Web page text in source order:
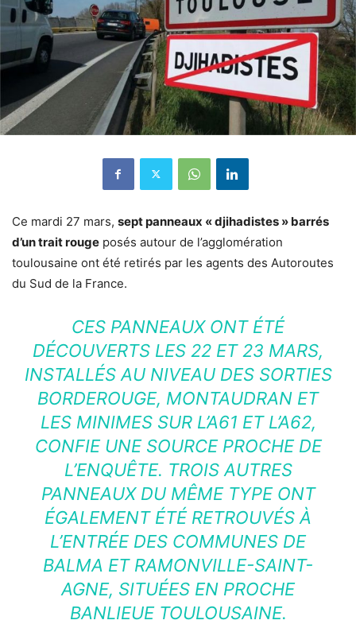
Ce mardi 27 mars, sept panneaux « djihadistes » barrés
d’un trait rouge posés autour de l’agglomération
toulousaine ont été retirés par les agents des Autoroutes
du Sud de la France.
CES PANNEAUX ONT ÉTÉ
DÉCOUVERTS LES 22 ET 23 MARS,
INSTALLÉS AU NIVEAU DES SORTIES
BORDEROUGE, MONTAUDRAN ET
LES MINIMES SUR L’A61 ET L’A62,
CONFIE UNE SOURCE PROCHE DE
L’ENQUÊTE. TROIS AUTRES
PANNEAUX DU MÊME TYPE ONT
ÉGALEMENT ÉTÉ RETROUVÉS À
L’ENTRÉE DES COMMUNES DE
BALMA ET RAMONVILLE-SAINT-
AGNE, SITUÉES EN PROCHE
BANLIEUE TOULOUSAINE.